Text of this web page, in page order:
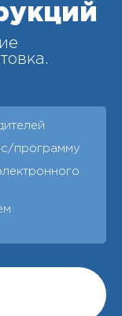
программу